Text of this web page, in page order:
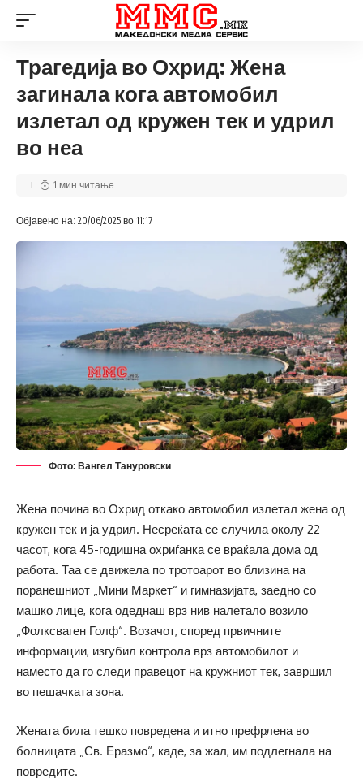
Трагедија во Охрид: Жена
загинала кога автомобил
излетал од кружен тек и удрил
во неа
Објавено на: 20/06/2025 во 11:17
1 мин читање
Фото: Вангел Тануровски
Жена почина во Охрид откако автомобил излетал жена од
кружен тек и ја удрил. Несреќата се случила околу 22
часот, кога 45-годишна охриѓанка се враќала дома од
работа. Таа се движела по тротоарот во близина на
поранешниот „Мини Маркет“ и гимназијата, заедно со
машко лице, кога одеднаш врз нив налетало возило
„Фолксваген Голф“. Возачот, според првичните
информации, изгубил контрола врз автомобилот и
наместо да го следи правецот на кружниот тек, завршил
во пешачката зона.
Жената била тешко повредена и итно префрлена во
болницата „Св. Еразмо“, каде, за жал, им подлегнала на
повредите.